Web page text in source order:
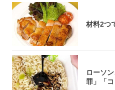
材料2つ
ローソ
罪」「